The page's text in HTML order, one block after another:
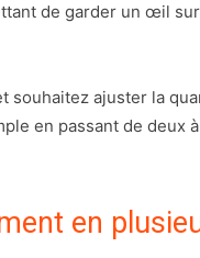
de garder un œil
souhaitez ajuster la
en passant de deux
en